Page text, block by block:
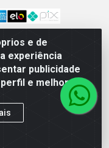
e de
experiência
publicidade
e melhorar a
746 - Ipsep,
09.132.989/0001-61